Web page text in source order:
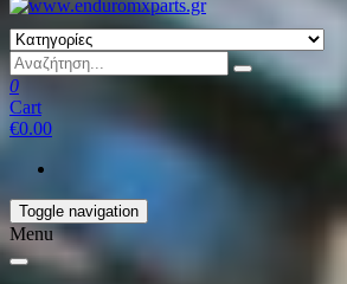
0
Cart
€0.00
Toggle navigation
Menu